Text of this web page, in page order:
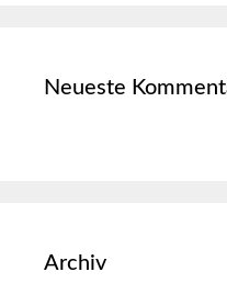
Neueste
Archiv